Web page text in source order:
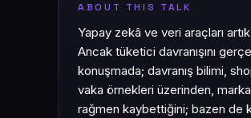
ABOUT THIS TALK
Yapay zekâ ve veri araçları
Ancak tüketici davranışını
konuşmada; davranış bilimi,
vaka örnekleri üzerinden,
rağmen kaybettiğini; bazen de